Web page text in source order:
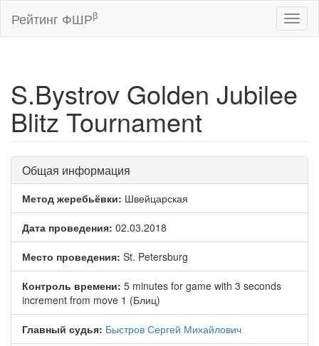
Рейтинг ФШРβ
S.Bystrov Golden Jubilee
Blitz Tournament
Общая информация
Метод жеребьёвки: Швейцарская
Дата проведения: 02.03.2018
Место проведения: St. Petersburg
Контроль времени: 5 minutes for game with 3 seconds
increment from move 1 (Блиц)
Главный судья: Быстров Сергей Михайлович